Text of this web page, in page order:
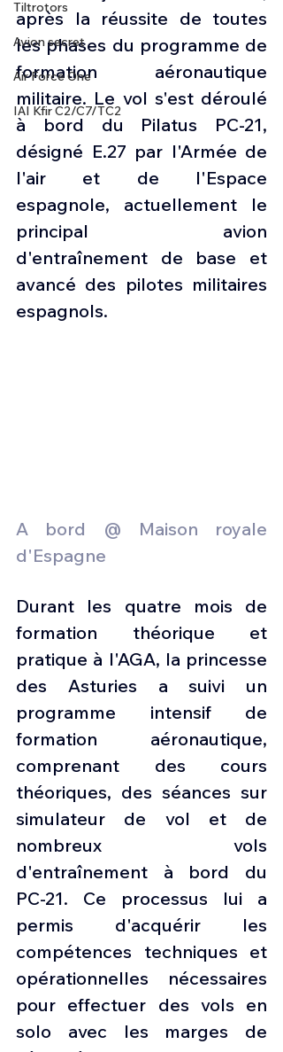
Tiltrotors
Avion secret
Air Force One
IAI Kfir C2/C7/TC2
après la réussite de toutes
les phases du programme de
formation aéronautique
militaire. Le vol s'est déroulé
à bord du Pilatus PC-21,
désigné E.27 par l'Armée de
l'air et de l'Espace
espagnole, actuellement le
principal avion
d'entraînement de base et
avancé des pilotes militaires
espagnols.
A bord @ Maison royale
d'Espagne
Durant les quatre mois de
formation théorique et
pratique à l'AGA, la princesse
des Asturies a suivi un
programme intensif de
formation aéronautique,
comprenant des cours
théoriques, des séances sur
simulateur de vol et de
nombreux vols
d'entraînement à bord du
PC-21. Ce processus lui a
permis d'acquérir les
compétences techniques et
opérationnelles nécessaires
pour effectuer des vols en
solo avec les marges de